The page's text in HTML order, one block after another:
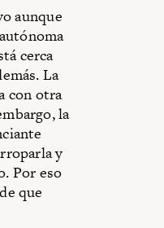
aunque
cerca
La
con otra
la
y
Por eso
que